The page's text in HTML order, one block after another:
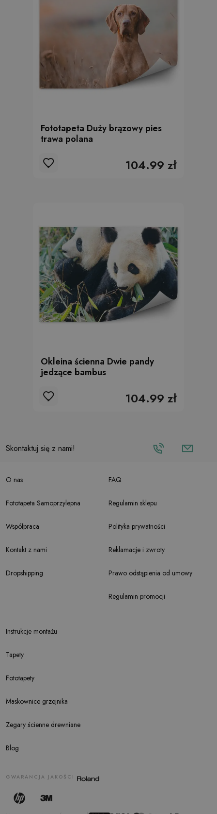
Fototapeta Duży brązowy pies
trawa polana
104.99 zł
Okleina ścienna Dwie pandy
jedzące bambus
104.99 zł
Skontaktuj się z nami!
O nas
Fototapeta Samoprzylepna
Współpraca
Kontakt z nami
Dropshipping
Instrukcje montażu
Tapety
Fototapety
Maskownice grzejnika
Zegary ścienne drewniane
Blog
FAQ
Regulamin sklepu
Polityka prywatności
Reklamacje i zwroty
Prawo odstąpienia od umowy
Regulamin promocji
GWARANCJA JAKOŚCI